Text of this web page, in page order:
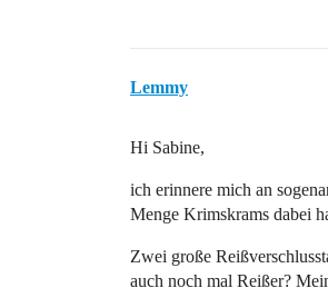
Lemmy
Hi Sabine,
ich erinnere mich an
Menge Krimskrams dabei
Zwei große
auch noch mal Reißer?